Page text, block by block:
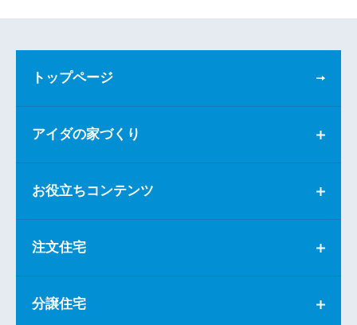
トップページ
アイダの家づくり
お役立ちコンテンツ
注文住宅
分譲住宅